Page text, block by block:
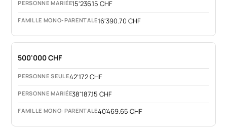
15'236.15 CHF
16'390.70 CHF
500'000 CHF
42'172 CHF
38'187.15 CHF
40'469.65 CHF